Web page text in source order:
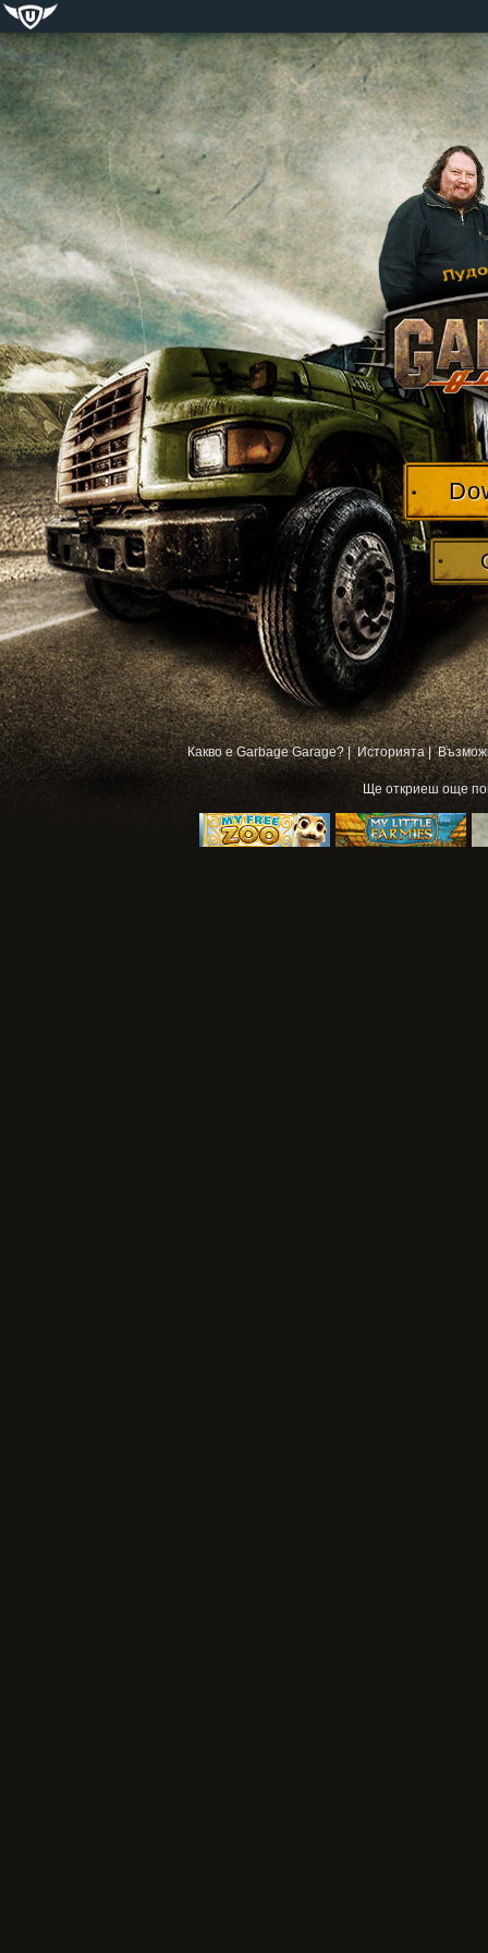
Какво е Garbage Garage? | Историята |
Ще откриеш още